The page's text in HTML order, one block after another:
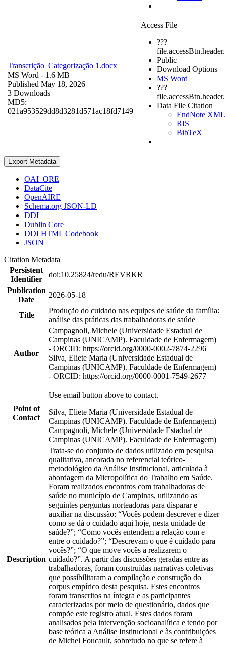
Transcrição_Categorização 1.docx
MS Word - 1.6 MB
Published May 18, 2026
3 Downloads
MD5:
021a953529dd8d3281d571ac18fd7149
Access File
???
Public
Download Options
MS Word
???
Data File Citation
EndNote XML
RIS
BibTeX
Export Metadata
OAI_ORE
DataCite
OpenAIRE
Schema.org JSON-LD
DDI
Dublin Core
DDI HTML Codebook
JSON
Citation Metadata
Persistent
Identifier
doi:10.25824/redu/REVRKR
Publication
Date
2026-05-18
Title
Produção do cuidado nas equipes de saúde da família:
análise das práticas das trabalhadoras de saúde
Author
Campagnoli, Michele (Universidade Estadual de
Campinas (UNICAMP). Faculdade de Enfermagem)
- ORCID: https://orcid.org/0000-0002-7874-2296
Silva, Eliete Maria (Universidade Estadual de
Campinas (UNICAMP). Faculdade de Enfermagem)
- ORCID: https://orcid.org/0000-0001-7549-2677
Point of
Contact
Use email button above to contact.
Silva, Eliete Maria (Universidade Estadual de
Campinas (UNICAMP). Faculdade de Enfermagem)
Campagnoli, Michele (Universidade Estadual de
Campinas (UNICAMP). Faculdade de Enfermagem)
Description
Trata-se do conjunto de dados utilizado em pesquisa
qualitativa, ancorada no referencial teórico-
metodológico da Análise Institucional, articulada à
abordagem da Micropolítica do Trabalho em Saúde.
Foram realizados encontros com trabalhadoras de
saúde no município de Campinas, utilizando as
seguintes perguntas norteadoras para disparar e
auxiliar na discussão: “Vocês podem descrever e dizer
como se dá o cuidado aqui hoje, nesta unidade de
saúde?”; “Como vocês entendem a relação com e
entre o cuidado?”; “Descrevam o que é cuidado para
vocês?”; “O que move vocês a realizarem o
cuidado?”. A partir das discussões geradas entre as
trabalhadoras, foram construídas narrativas coletivas
que possibilitaram a compilação e construção do
corpus empírico desta pesquisa. Estes encontros
foram transcritos na íntegra e as participantes
caracterizadas por meio de questionário, dados que
compõe este registro atual. Estes dados foram
analisados pela intervenção socioanalítica e tendo por
base teórica a Análise Institucional e às contribuições
de Michel Foucault, sobretudo no que se refere à